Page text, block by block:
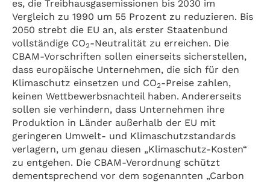
es, die Treibhausgasemissionen bis 2030 im
Vergleich zu 1990 um 55 Prozent zu reduzieren. Bis
2050 strebt die EU an, als erster Staatenbund
vollständige CO2-Neutralität zu erreichen. Die
CBAM-Vorschriften sollen einerseits sicherstellen,
dass europäische Unternehmen, die sich für den
Klimaschutz einsetzen und CO2-Preise zahlen,
keinen Wettbewerbsnachteil haben. Andererseits
sollen sie verhindern, dass Unternehmen ihre
Produktion in Länder außerhalb der EU mit
geringeren Umwelt- und Klimaschutzstandards
verlagern, um genau diesen „Klimaschutz-Kosten“
zu entgehen. Die CBAM-Verordnung schützt
dementsprechend vor dem sogenannten „Carbon